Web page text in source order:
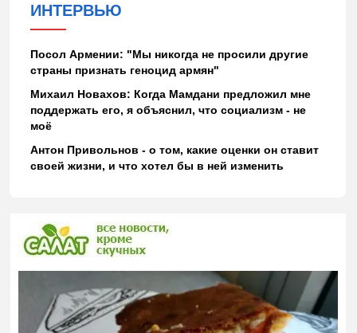
ИНТЕРВЬЮ
Посол Армении: "Мы никогда не просили другие
страны признать геноцид армян"
Михаил Новахов: Когда Мамдани предложил мне
поддержать его, я объяснил, что социализм - не
моё
Антон Привольнов - о том, какие оценки он ставит
своей жизни, и что хотел бы в ней изменить